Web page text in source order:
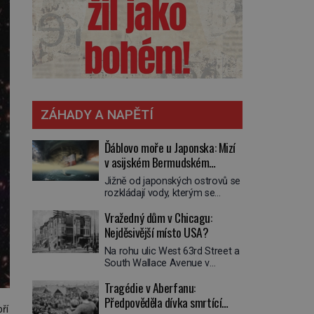
ZÁHADY A NAPĚTÍ
Ďáblovo moře u Japonska: Mizí
v asijském Bermudském
trojúhelníku lodě ve spárech
neznámé síly?
Jižně od japonských ostrovů se
rozkládají vody, kterým se
se o lodích mizejících beze
stopy, podivných světlech,
zrádných proudech i mořských
dracích, kteří měli tyto končiny
střežit už v dávných legendách.
trojúhelník skutečně prokletým
místem, nebo se zde jen
Vražedný dům v Chicagu:
Nejděsivější místo USA?
Na rohu ulic West 63rd Street a
South Wallace Avenue v
Nemá žádný speciální nápis ani
pamětní desku. A přesto prý
místní zaměstnanci neradi
Tragédie v Aberfanu:
Předpověděla dívka smrtící